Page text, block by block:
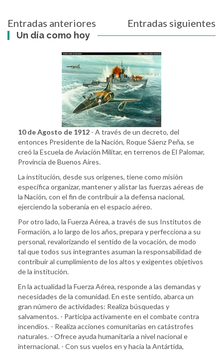
Navegación
de
entradas
Entradas anteriores Entradas siguientes
Un día como hoy
10 de Agosto de 1912 - A través de un decreto, del
entonces Presidente de la Nación, Roque Sáenz Peña, se
creó la Escuela de Aviación Militar, en terrenos de El Palomar,
Provincia de Buenos Aires.
La institución, desde sus orígenes, tiene como misión
específica organizar, mantener y alistar las fuerzas aéreas de
la Nación, con el fin de contribuir a la defensa nacional,
ejerciendo la soberanía en el espacio aéreo.
Por otro lado, la Fuerza Aérea, a través de sus Institutos de
Formación, a lo largo de los años, prepara y perfecciona a su
personal, revalorizando el sentido de la vocación, de modo
tal que todos sus integrantes asuman la responsabilidad de
contribuir al cumplimiento de los altos y exigentes objetivos
de la institución.
En la actualidad la Fuerza Aérea, responde a las demandas y
necesidades de la comunidad. En este sentido, abarca un
gran número de actividades: Realiza búsquedas y
salvamentos. - Participa activamente en el combate contra
incendios. - Realiza acciones comunitarias en catástrofes
naturales. - Ofrece ayuda humanitaria a nivel nacional e
internacional. - Con sus vuelos en y hacia la Antártida,